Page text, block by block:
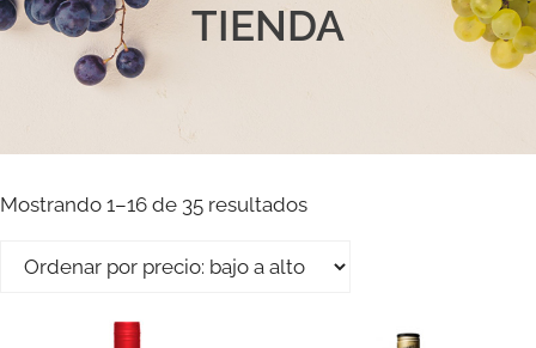
TIENDA
Mostrando 1–16 de 35 resultados